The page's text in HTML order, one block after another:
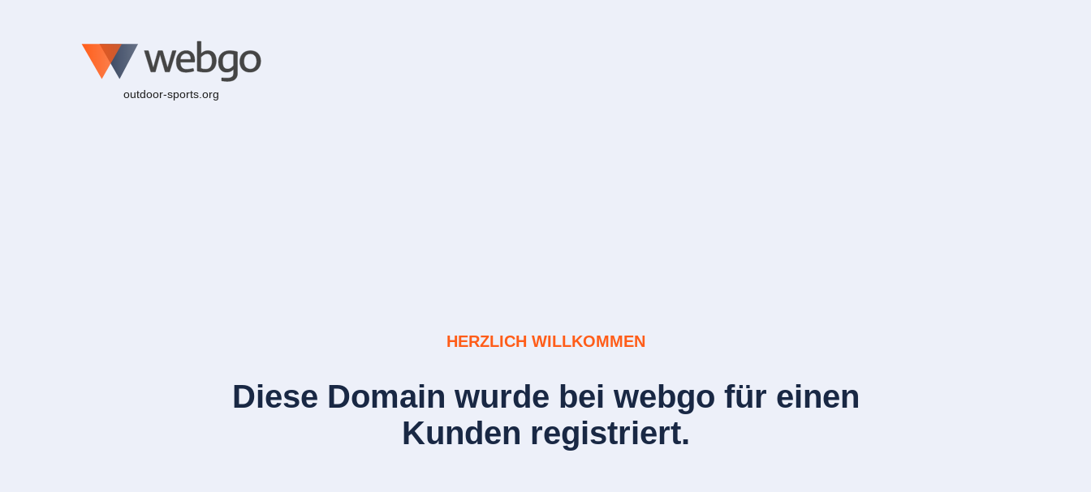
outdoor-sports.org
HERZLICH WILLKOMMEN
Diese Domain wurde bei webgo für einen
Kunden registriert.